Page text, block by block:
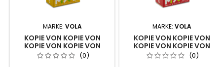
MARKE: VOLA
KOPIE VON KOPIE VON
KOPIE VON KOPIE VON
KOPIE VON KOPIE VON
KOPIE VON KOPIE VON
(0)
MARKE: VOLA
KOPIE VON KOPIE VON
KOPIE VON KOPIE VON
KOPIE VON KOPIE VON
KOPIE VON KOPIE VON
(0)